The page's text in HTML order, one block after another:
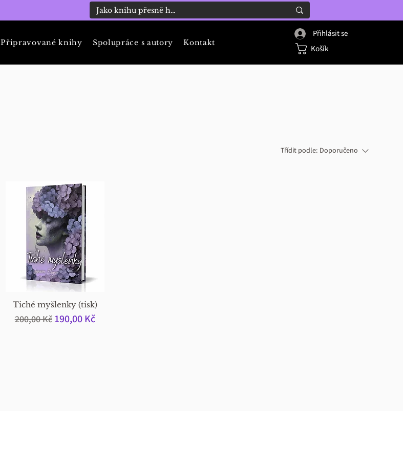
Připravované knihy Spolupráce s autory Kontakt
Přihlásit se
Košík
Třídit podle: Doporučeno
Tiché myšlenky (tisk)
Běžná cena
200,00 Kč Zvýhodněná cena
190,00 Kč